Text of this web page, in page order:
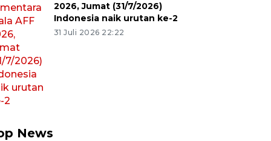
2026, Jumat (31/7/2026)
Indonesia naik urutan ke-2
31 Juli 2026 22:22
News